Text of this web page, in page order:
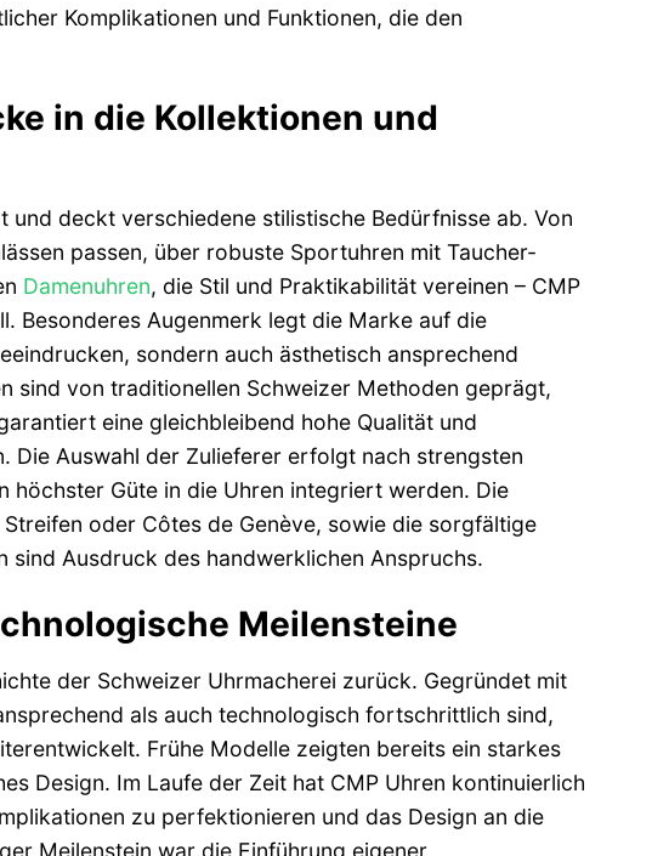
Komplikationen und Funktionen, die den
in die Kollektionen und
deckt verschiedene stilistische Bedürfnisse ab. Von
passen, über robuste Sportuhren mit Taucher-
Damenuhren, die Stil und Praktikabilität vereinen – CMP
Besonderes Augenmerk legt die Marke auf die
sondern auch ästhetisch ansprechend
sind von traditionellen Schweizer Methoden geprägt,
eine gleichbleibend hohe Qualität und
Die Auswahl der Zulieferer erfolgt nach strengsten
höchster Güte in die Uhren integriert werden. Die
oder Côtes de Genève, sowie die sorgfältige
sind Ausdruck des handwerklichen Anspruchs.
Meilensteine
der Schweizer Uhrmacherei zurück. Gegründet mit
als auch technologisch fortschrittlich sind,
Frühe Modelle zeigten bereits ein starkes
Design. Im Laufe der Zeit hat CMP Uhren kontinuierlich
zu perfektionieren und das Design an die
Meilenstein war die Einführung eigener